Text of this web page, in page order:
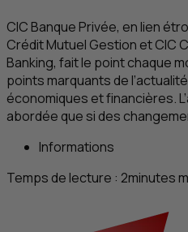
CIC Banque Privée, en lien
Crédit Mutuel Gestion etCIC
Banking, fait le point chaque
points marquants de
économiques et financières.
abordée que si des
Informations
Temps de lecture : 2minutes